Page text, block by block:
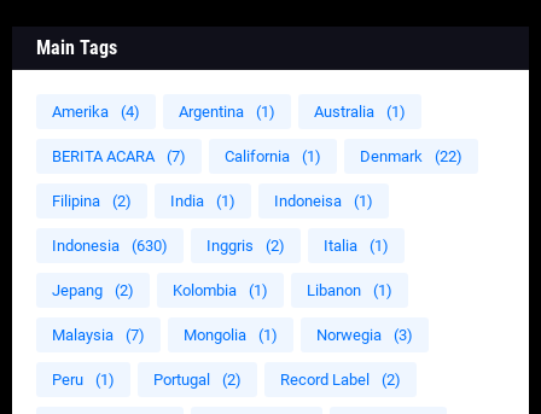
Main Tags
Amerika (4) Argentina (1) Australia (1)
BERITA ACARA (7) California (1) Denmark (22)
Filipina (2) India (1) Indoneisa (1)
Indonesia (630) Inggris (2) Italia (1)
Jepang (2) Kolombia (1) Libanon (1)
Malaysia (7) Mongolia (1) Norwegia (3)
Peru (1) Portugal (2) Record Label (2)